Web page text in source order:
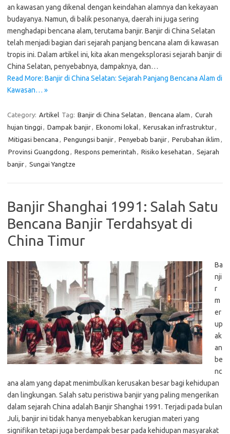
an kawasan yang dikenal dengan keindahan alamnya dan kekayaan
budayanya. Namun, di balik pesonanya, daerah ini juga sering
menghadapi bencana alam, terutama banjir. Banjir di China Selatan
telah menjadi bagian dari sejarah panjang bencana alam di kawasan
tropis ini. Dalam artikel ini, kita akan mengeksplorasi sejarah banjir di
China Selatan, penyebabnya, dampaknya, dan…
Read More: Banjir di China Selatan: Sejarah Panjang Bencana Alam di
Kawasan… »
Category: Artikel Tag: Banjir di China Selatan , Bencana alam , Curah
hujan tinggi , Dampak banjir, Ekonomi lokal, Kerusakan infrastruktur,
Mitigasi bencana , Pengungsi banjir, Penyebab banjir, Perubahan iklim ,
Provinsi Guangdong , Respons pemerintah , Risiko kesehatan , Sejarah
banjir, Sungai Yangtze
Banjir Shanghai 1991: Salah Satu
Bencana Banjir Terdahsyat di
China Timur
Ba
nji
r
m
er
up
ak
an
be
nc
ana alam yang dapat menimbulkan kerusakan besar bagi kehidupan
dan lingkungan. Salah satu peristiwa banjir yang paling mengerikan
dalam sejarah China adalah Banjir Shanghai 1991. Terjadi pada bulan
Juli, banjir ini tidak hanya menyebabkan kerugian materi yang
signifikan tetapi juga berdampak besar pada kehidupan masyarakat